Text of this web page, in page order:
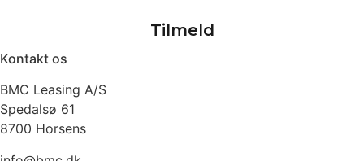
Kontakt os
BMC Leasing A/S
Spedalsø 61
8700 Horsens